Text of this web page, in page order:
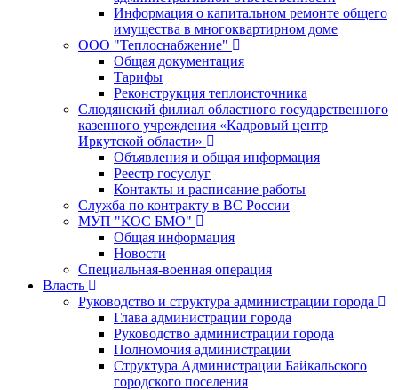
Информация о капитальном ремонте общего
имущества в многоквартирном доме
ООО "Теплоснабжение"
Общая документация
Тарифы
Реконструкция теплоисточника
Слюдянский филиал областного государственного
казенного учреждения «Кадровый центр
Иркутской области»
Объявления и общая информация
Реестр госуслуг
Контакты и расписание работы
Служба по контракту в ВС России
МУП "КОС БМО"
Общая информация
Новости
Специальная-военная операция
Власть
Руководство и структура администрации города
Глава администрации города
Руководство администрации города
Полномочия администрации
Структура Администрации Байкальского
городского поселения